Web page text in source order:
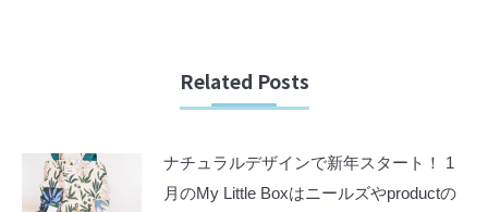
Related Posts
ナチュラルデザインで新年スタート！ 1
月のMy Little Boxはニールズやproductの